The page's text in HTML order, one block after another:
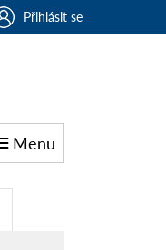
Přihlásit se
Menu